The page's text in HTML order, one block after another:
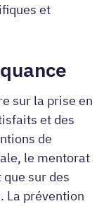
et
sur la prise en
et des
de
le mentorat
sur des
La prévention